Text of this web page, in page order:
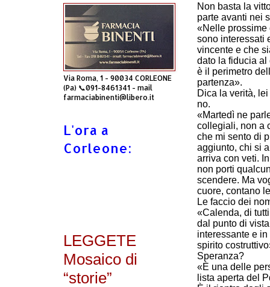
Non basta la
parte avanti nei
«Nelle prossime
sono interessati
vincente e che
dato la fiducia al
è il perimetro
partenza».
Dica la verità,
no.
«Martedì ne
collegiali, non a
che mi sento di
aggiunto, chi si
arriva con veti.
non porti
scendere. Ma
cuore, contano
Le faccio dei
«Calenda, di
dal punto di
interessante e
spirito
Speranza?
«È una delle
lista aperta del
Via Roma, 1 - 90034 CORLEONE
(Pa) 📞091-8461341 - mail
farmaciabinenti@libero.it
L'ora a
Corleone:
LEGGETE
Mosaico di
“storie”